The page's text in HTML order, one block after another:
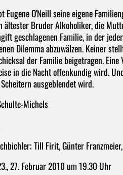
O'Neill seine eigene
ältester Bruder Alkoholiker, die
geschlagenen Familie, in der
Dilemma abzuwälzen. Keiner
der Familie beigetragen.
in die Nacht offenkundig wird.
ausgeblendet wird.
Michels
Till Firit, Günter
27. Februar 2010 um 19.30 Uhr